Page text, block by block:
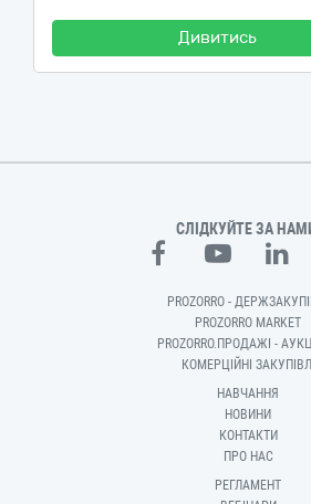
Дивитись
СЛІДКУЙТЕ ЗА
PROZORRO -
PROZORRO MARKET
PROZORRO.ПРОДАЖІ -
КОМЕРЦІЙНІ ЗАКУПІВЛІ
НАВЧАННЯ
НОВИНИ
КОНТАКТИ
ПРО НАС
РЕГЛАМЕНТ